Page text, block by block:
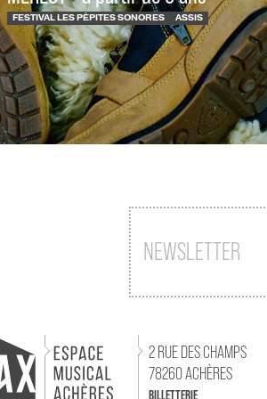
FESTIVAL LES PÉPITES SONORES ASSIS
NEWSLETTER
2 RUE DES CHAMPS
78260 ACHÈRES
BILLETTERIE